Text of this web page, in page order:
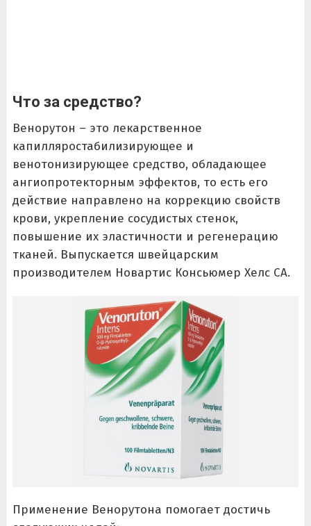
Что за средство?
Венорутон – это лекарственное
капилляростабилизирующее и
венотонизирующее средство, обладающее
ангиопротекторным эффектов, то есть его
действие направлено на коррекцию свойств
крови, укрепление сосудистых стенок,
повышение их эластичности и регенерацию
тканей. Выпускается швейцарским
производителем Новартис Консьюмер Хелс СА.
Применение Венорутона помогает достичь